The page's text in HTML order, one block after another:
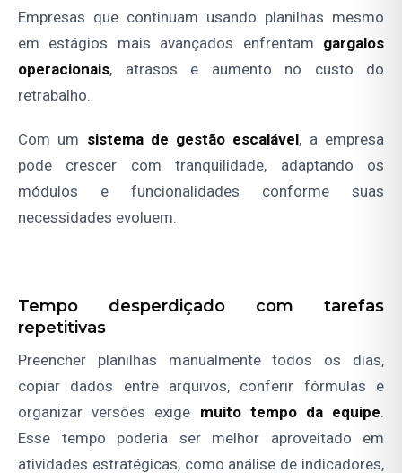
Empresas que continuam usando planilhas mesmo
em estágios mais avançados enfrentam gargalos
operacionais, atrasos e aumento no custo do
retrabalho.
Com um sistema de gestão escalável, a empresa
pode crescer com tranquilidade, adaptando os
módulos e funcionalidades conforme suas
necessidades evoluem.
Tempo desperdiçado com tarefas
repetitivas
Preencher planilhas manualmente todos os dias,
copiar dados entre arquivos, conferir fórmulas e
organizar versões exige muito tempo da equipe.
Esse tempo poderia ser melhor aproveitado em
atividades estratégicas, como análise de indicadores,